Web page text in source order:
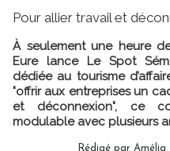
Pour allier travail et
À seulement une heure
Eure lance Le Spot
dédiée au tourisme
"offrir aux entreprises un
et déconnexion", ce
modulable avec plusieurs
Rédigé par Amélia